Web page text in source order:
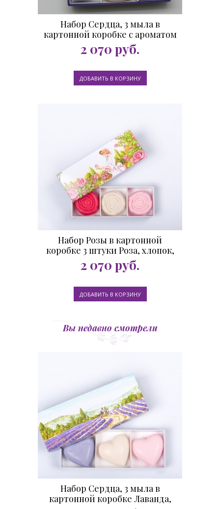
Набор Сердца, 3 мыла в
картонной коробке с ароматом
лаванды
2 070 руб.
Набор Розы в картонной
коробке 3 штуки Роза, хлопок,
вишня
2 070 руб.
Вы недавно смотрели
Набор Сердца, 3 мыла в
картонной коробке Лаванда,